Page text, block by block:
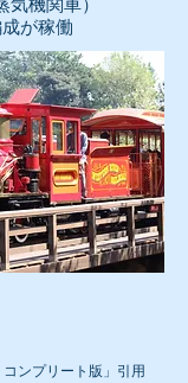
機関車）
が稼働
ンプリート版」引用